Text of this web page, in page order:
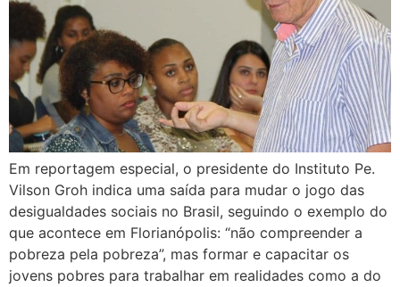
Em reportagem especial, o presidente do Instituto Pe.
Vilson Groh indica uma saída para mudar o jogo das
desigualdades sociais no Brasil, seguindo o exemplo do
que acontece em Florianópolis: “não compreender a
pobreza pela pobreza”, mas formar e capacitar os
jovens pobres para trabalhar em realidades como a do